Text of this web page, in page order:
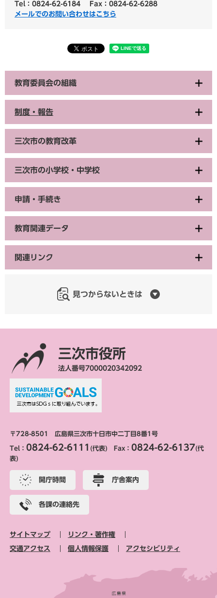
Tel：0824-62-6184
Fax：0824-62-6288
メールでのお問い合わせはこちら
教育委員会の組織
制度・報告
三次市の教育改革
三次市の小学校・中学校
申請・手続き
教育関連データ
関連リンク
見つからないときは
三次市役所
法人番号7000020342092
〒728-8501 広島県三次市十日市中二丁目8番1号
Tel： 0824-62-6111 (代表) Fax： 0824-62-6137(代
表)
開庁時間 庁舎案内
各課の連絡先
サイトマップ リンク・著作権
交通アクセス 個人情報保護 アクセシビリティ